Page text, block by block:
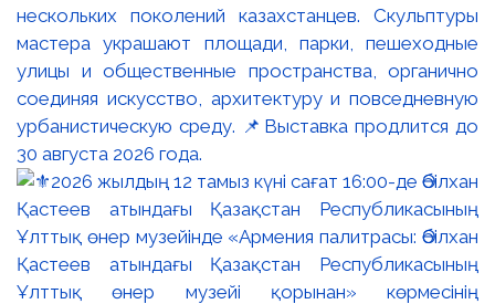
нескольких поколений казахстанцев. Скульптуры
мастера украшают площади, парки, пешеходные
улицы и общественные пространства, органично
соединяя искусство, архитектуру и повседневную
урбанистическую среду. 📌Выставка продлится до
30 августа 2026 года.